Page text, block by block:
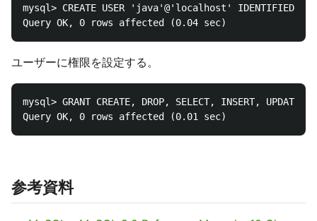
mysql> CREATE USER 'java'@'localhost' IDENTIFIED
ユーザーに権限を設定する。
mysql> GRANT CREATE, DROP, SELECT, INSERT,
参考資料